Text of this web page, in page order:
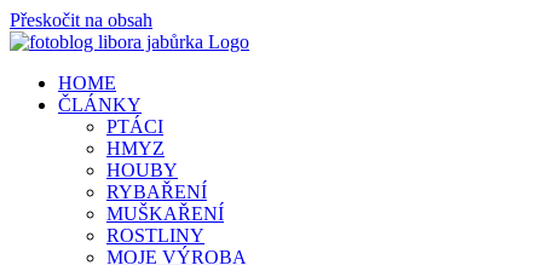
Přeskočit na obsah
HOME
ČLÁNKY
PTÁCI
HMYZ
HOUBY
RYBAŘENÍ
MUŠKAŘENÍ
ROSTLINY
MOJE VÝROBA